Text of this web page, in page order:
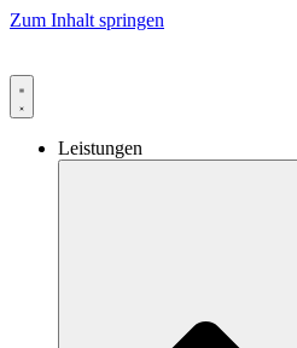
Zum Inhalt springen
Leistungen